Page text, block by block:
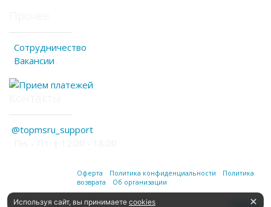
Сотрудничество
Вакансии
@topmsru_support
Оферта Политика конфиденциальности
Политика
возврата
Об организации
Наверх
Используя сайт, вы принимаете cookies